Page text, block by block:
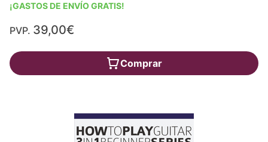
¡GASTOS DE ENVÍO GRATIS!
PVP. 39,00€
Comprar